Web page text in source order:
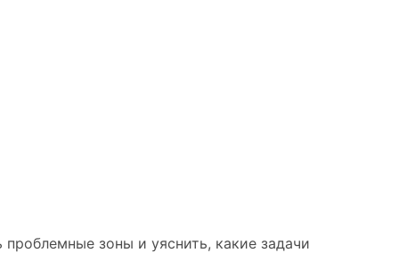
зоны и уяснить, какие задачи